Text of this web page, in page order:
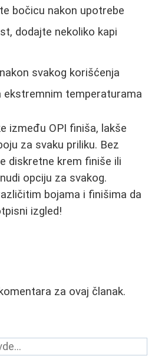
bočicu nakon upotrebe
dodajte nekoliko kapi
svakog korišćenja
ekstremnim temperaturama
između OPI finiša, lakše
za svaku priliku. Bez
diskretne krem finiše ili
opciju za svakog.
bojama i finišima da
izgled!
za ovaj članak.